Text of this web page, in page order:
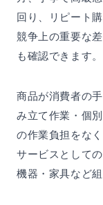
回り、リピート
競争上の重要な
も確認できます。
商品が消費者の
み立て作業・個
の作業負担をな
サービスとして
機器・家具など